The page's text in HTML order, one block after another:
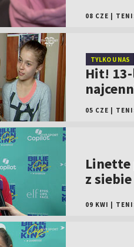
08 CZE
TYLKO U NAS
Hit!
05 CZE
Linette
z
09 KWI